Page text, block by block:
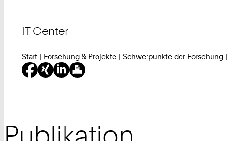
IT Center
Start Forschung & Projekte Schwerpunkte der Forschung